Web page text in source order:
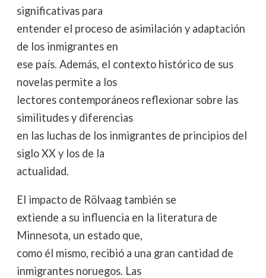
significativas para
entender el proceso de asimilación y adaptación
de los inmigrantes en
ese país. Además, el contexto histórico de sus
novelas permite a los
lectores contemporáneos reflexionar sobre las
similitudes y diferencias
en las luchas de los inmigrantes de principios del
siglo XX y los de la
actualidad.
El impacto de Rölvaag también se
extiende a su influencia en la literatura de
Minnesota, un estado que,
como él mismo, recibió a una gran cantidad de
inmigrantes noruegos. Las